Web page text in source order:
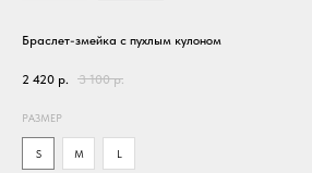
Браслет-змейка с пухлым кулоном
2 420 р. 3 100 р.
РАЗМЕР
S M L